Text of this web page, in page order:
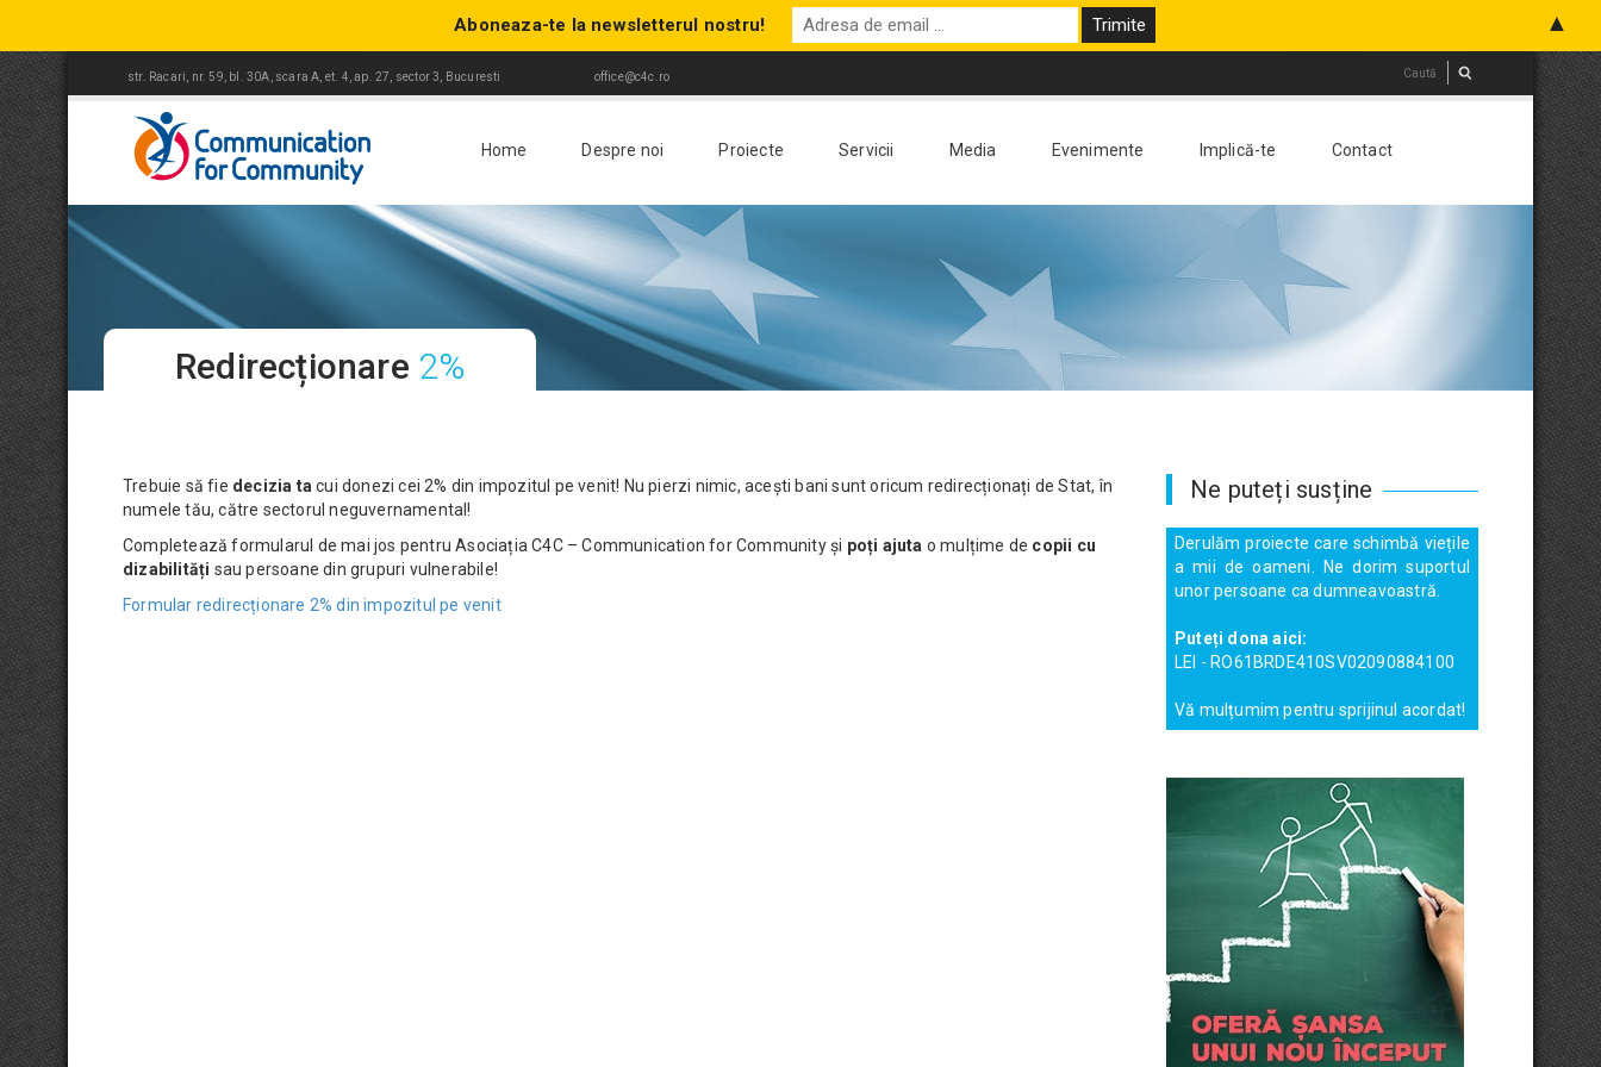
str. Racari, nr. 59, bl. 30A, scara A, et. 4, ap. 27, sector 3, Bucuresti office@c4c.ro
Home Despre noi Proiecte Servicii Media Evenimente Implică-te Contact
Redirecționare 2%
Trebuie să fie decizia ta cui donezi cei 2% din impozitul pe venit! Nu pierzi nimic, acești bani sunt oricum redirecționați de Stat, în
numele tău, către sectorul neguvernamental!
Completează formularul de mai jos pentru Asociația C4C – Communication for Community și poți ajuta o mulțime de copii cu
dizabilități sau persoane din grupuri vulnerabile!
Formular redirecționare 2% din impozitul pe venit
Ne puteți susține
Derulăm proiecte care schimbă viețile
a mii de oameni. Ne dorim suportul
unor persoane ca dumneavoastră.
Puteți dona aici:
LEI - RO61BRDE410SV02090884100
Vă mulțumim pentru sprijinul acordat!
Aboneaza-te la newsletterul nostru! ▲